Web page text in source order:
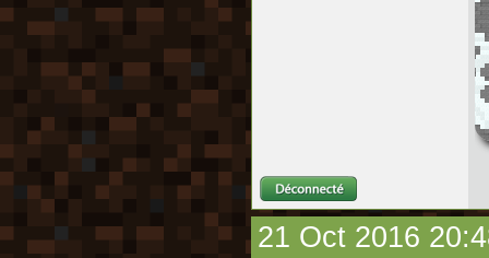
21 Oct 2016